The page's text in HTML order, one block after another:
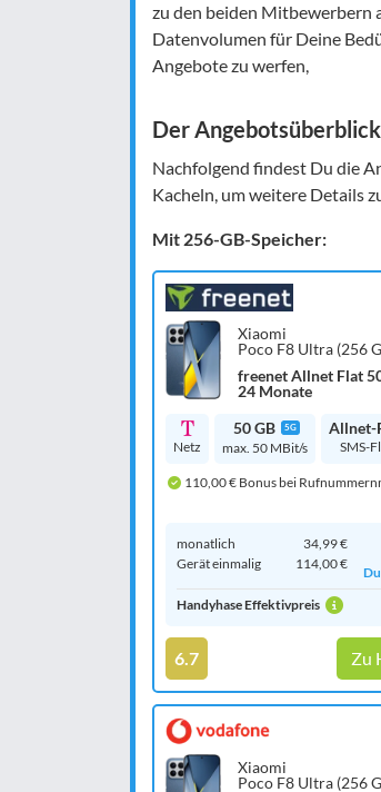
zu den beiden Mitbewerbern
Datenvolumen für Deine
Angebote zu werfen,
Der
Nachfolgend findest Du die
Kacheln, um weitere Details
Mit 256-GB-Speicher:
Xiaomi
Poco F8 Ultra (256
freenet Allnet Flat
24 Monate
Netz
50 GB 5G
max. 50 MBit/s
Allnet-
SMS-
110,00 € Bonus bei
monatlich
34,99 €
Gerät einmalig
114,00 €
Handyhase Effektivpreis
6.7 Zu
Xiaomi
Poco F8 Ultra (256